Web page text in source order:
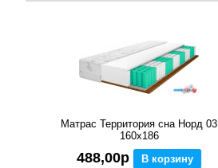
Матрас Территория сна Норд 03
160x186
488,00р В корзину